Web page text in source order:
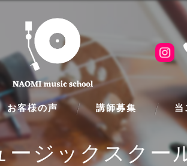
お客様の声 講師募集 当
ピア
ージックスクー